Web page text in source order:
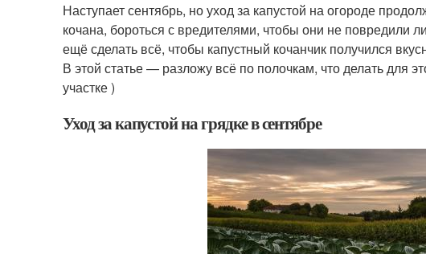
Наступает сентябрь, но уход за капустой на огороде
кочана, бороться с вредителями, чтобы они не повредили
ещё сделать всё, чтобы капустный кочанчик получился
В этой статье — разложу всё по полочкам, что делать для
участке )
Уход за капустой на грядке в сентябре